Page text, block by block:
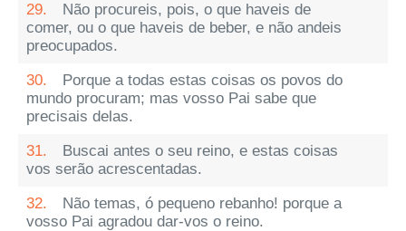
29.
Não procureis, pois, o que haveis de
comer, ou o que haveis de beber, e não andeis
preocupados.
30.
Porque a todas estas coisas os povos do
mundo procuram; mas vosso Pai sabe que
precisais delas.
31.
Buscai antes o seu reino, e estas coisas
vos serão acrescentadas.
32.
Não temas, ó pequeno rebanho! porque a
vosso Pai agradou dar-vos o reino.